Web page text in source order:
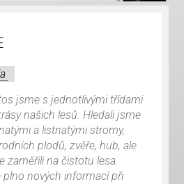
jsme s jednotlivými třídami
našich lesů. Hledali jsme
a listnatými stromy,
plodů, zvěře, hub, ale
zaměřili na čistotu lesa.
plno nových informací při